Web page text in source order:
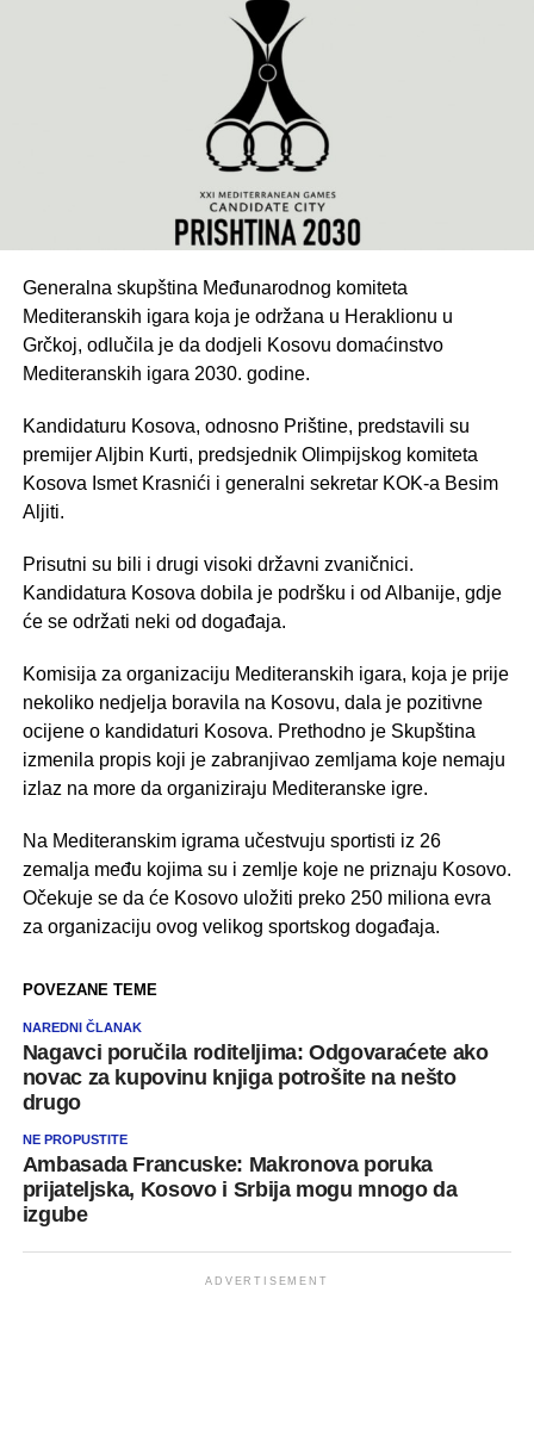
Generalna skupština Međunarodnog komiteta
Mediteranskih igara koja je održana u Heraklionu u
Grčkoj, odlučila je da dodjeli Kosovu domaćinstvo
Mediteranskih igara 2030. godine.
Kandidaturu Kosova, odnosno Prištine, predstavili su
premijer Aljbin Kurti, predsjednik Olimpijskog komiteta
Kosova Ismet Krasnići i generalni sekretar KOK-a Besim
Aljiti.
Prisutni su bili i drugi visoki državni zvaničnici.
Kandidatura Kosova dobila je podršku i od Albanije, gdje
će se održati neki od događaja.
Komisija za organizaciju Mediteranskih igara, koja je prije
nekoliko nedjelja boravila na Kosovu, dala je pozitivne
ocijene o kandidaturi Kosova. Prethodno je Skupština
izmenila propis koji je zabranjivao zemljama koje nemaju
izlaz na more da organiziraju Mediteranske igre.
Na Mediteranskim igrama učestvuju sportisti iz 26
zemalja među kojima su i zemlje koje ne priznaju Kosovo.
Očekuje se da će Kosovo uložiti preko 250 miliona evra
za organizaciju ovog velikog sportskog događaja.
POVEZANE TEME
NAREDNI ČLANAK
Nagavci poručila roditeljima: Odgovaraćete ako
novac za kupovinu knjiga potrošite na nešto
drugo
NE PROPUSTITE
Ambasada Francuske: Makronova poruka
prijateljska, Kosovo i Srbija mogu mnogo da
izgube
ADVERTISEMENT